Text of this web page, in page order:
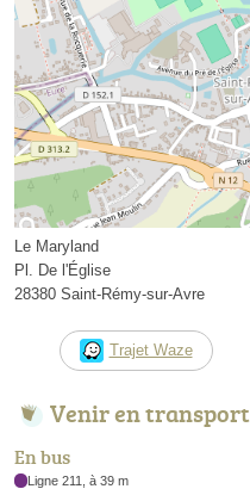
Le Maryland
Pl. De l'Église
28380 Saint-Rémy-sur-Avre
Trajet Waze
Venir en
En bus
Ligne 211, à 39 m